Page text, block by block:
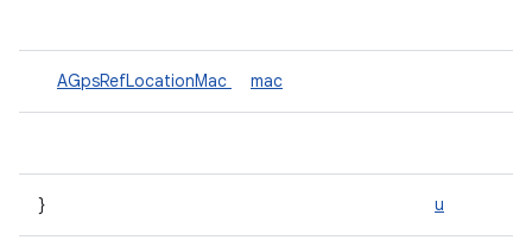
AGpsRefLocationMac mac
} u